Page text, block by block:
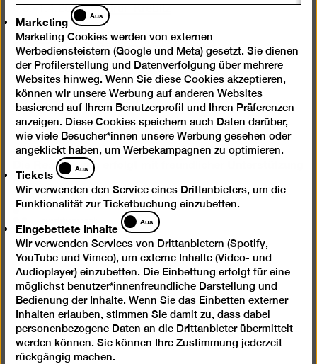
6.3.–1.4.2019:Gudrun Krebitz
3.4.–29.4.2019:Susann Maria Hempel
1.5.–1.7.2019:Lisa Rave
3.7.–19.8.2019:Katrin Winkler
Die Realisierung erfolgt mit freundlicher Unterstützung
der
Medienpartner
Marketing
Marketing
Aus
Marketing Cookies werden von externen
Werbediensteistern (Google und Meta) gesetzt. Sie dienen
der Profilerstellung und Datenverfolgung über mehrere
Websites hinweg. Wenn Sie diese Cookies akzeptieren,
können wir unsere Werbung auf anderen Websites
basierend auf Ihrem Benutzerprofil und Ihren Präferenzen
anzeigen. Diese Cookies speichern auch Daten darüber,
wie viele Besucher*innen unsere Werbung gesehen oder
angeklickt haben, um Werbekampagnen zu optimieren.
Tickets
Tickets
Aus
Wir verwenden den Service eines Drittanbieters, um die
Funktionalität zur Ticketbuchung einzubetten.
Eingebettete Inhalte
Eingebettete
Inhalte
Aus
Wir verwenden Services von Drittanbietern (Spotify,
YouTube und Vimeo), um externe Inhalte (Video- und
Audioplayer) einzubetten. Die Einbettung erfolgt für eine
möglichst benutzer*innenfreundliche Darstellung und
Bedienung der Inhalte. Wenn Sie das Einbetten externer
Inhalten erlauben, stimmen Sie damit zu, dass dabei
personenbezogene Daten an die Drittanbieter übermittelt
werden können. Sie können Ihre Zustimmung jederzeit
rückgängig machen.